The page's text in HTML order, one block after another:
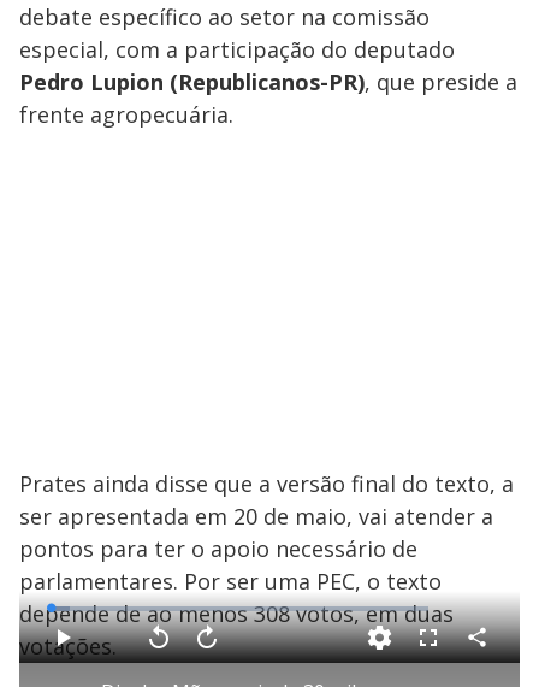
debate específico ao setor na comissão
especial, com a participação do deputado
Pedro Lupion (Republicanos-PR), que preside a
frente agropecuária.
Prates ainda disse que a versão final do texto, a
ser apresentada em 20 de maio, vai atender a
pontos para ter o apoio necessário de
parlamentares. Por ser uma PEC, o texto
depende de ao menos 308 votos, em duas
votações.
P V A
L
o
a
d
e F C
o